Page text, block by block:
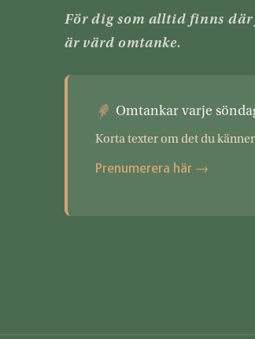
För dig som alltid finns där
är värd omtanke.
Omtankar varje
Korta texter om det du
Prenumerera här →